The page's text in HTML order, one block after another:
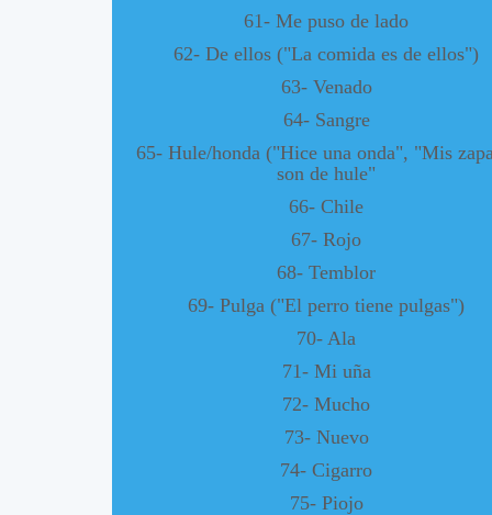
61- Me puso de lado
62- De ellos ("La comida es de ellos")
63- Venado
64- Sangre
65- Hule/honda ("Hice una onda", "Mis
son de hule"
66- Chile
67- Rojo
68- Temblor
69- Pulga ("El perro tiene pulgas")
70- Ala
71- Mi uña
72- Mucho
73- Nuevo
74- Cigarro
75- Piojo